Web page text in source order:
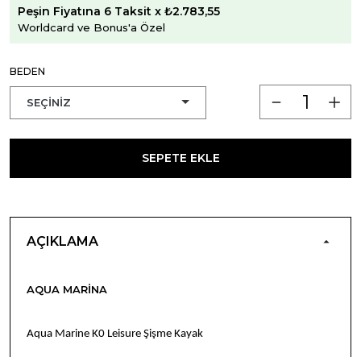
Peşin Fiyatına 6 Taksit x ₺2.783,55
Worldcard ve Bonus'a Özel
BEDEN
SEPETE EKLE
AÇIKLAMA
AQUA MARINA
Aqua Marine K0 Leisure Şişme Kayak